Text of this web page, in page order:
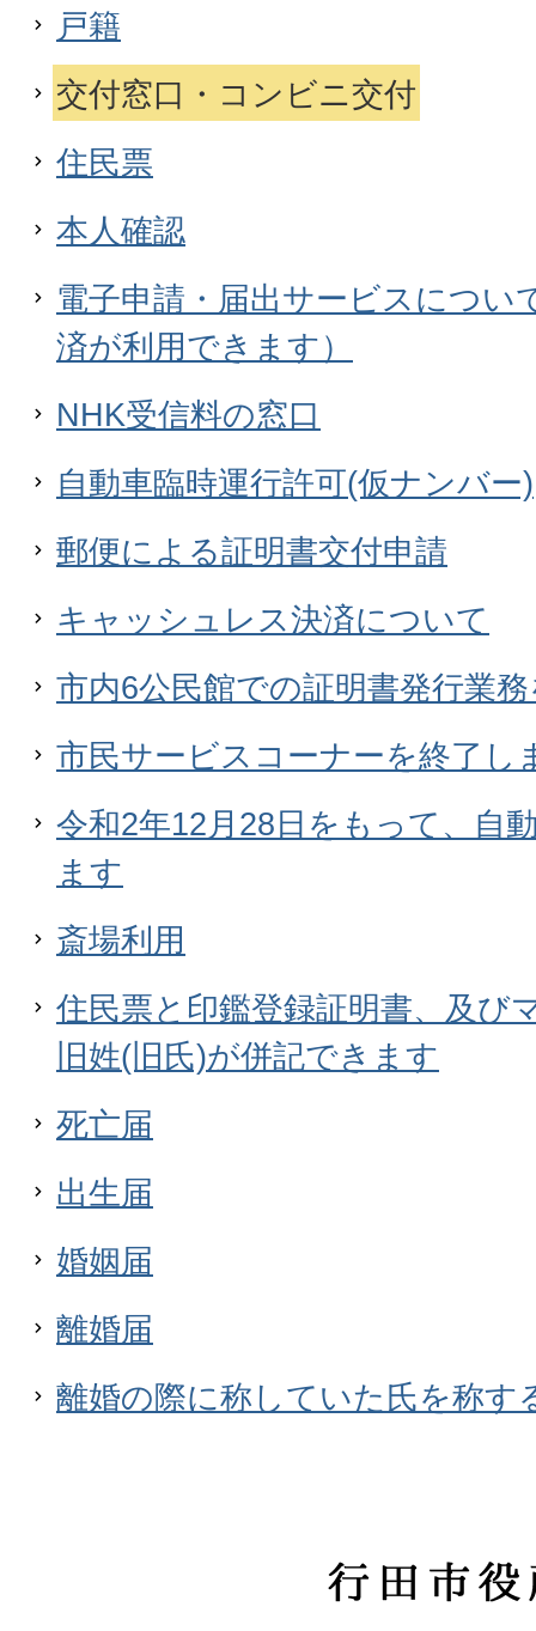
戸籍
交付窓口・コンビニ交付
住民票
本人確認
電子申請・届出サービスについ
済が利用できます）
NHK受信料の窓口
自動車臨時運行許可(仮ナンバー)
郵便による証明書交付申請
キャッシュレス決済について
市内6公民館での証明書発行業
市民サービスコーナーを終了し
令和2年12月28日をもって、自
ます
斎場利用
住民票と印鑑登録証明書、及び
旧姓(旧氏)が併記できます
死亡届
出生届
婚姻届
離婚届
離婚の際に称していた氏を称す
行